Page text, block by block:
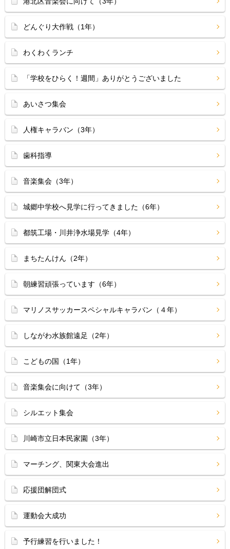
どんぐり大作戦（1年）
わくわくランチ
「学校をひらく！週間」ありがとうございました
あいさつ集会
人権キャラバン（3年）
歯科指導
音楽集会（3年）
城郷中学校へ見学に行ってきました（6年）
都筑工場・川井浄水場見学（4年）
まちたんけん（2年）
朝練習頑張っています（6年）
マリノスサッカースペシャルキャラバン（４年）
しながわ水族館遠足（2年）
こどもの国（1年）
音楽集会に向けて（3年）
シルエット集会
川崎市立日本民家園（3年）
マーチング、関東大会進出
応援団解団式
運動会大成功
予行練習を行いました！